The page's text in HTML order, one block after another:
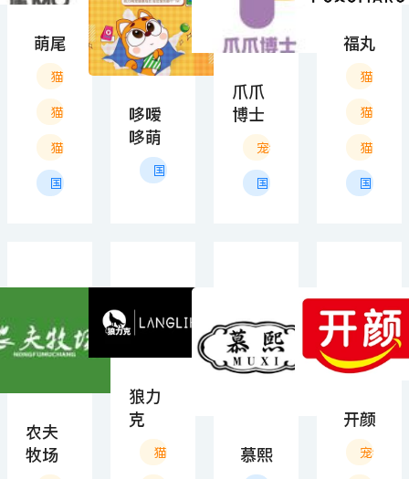
萌尾
猫狗清洁用品
猫狗居家用品
猫狗饮食用品
国产
哆嗳
哆萌
国产
爪爪
博士
宠物服务
国产
福丸
猫狗清
猫狗玩
猫狗居
国产
农夫
牧场
狼力
克
猫狗清洁用品 慕熙
开颜
宠物服